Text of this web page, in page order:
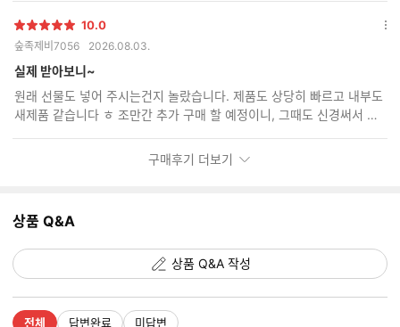
별
점
10.0
숲족제비7056 2026.08.03.
실제 받아보니~
원래 선물도 넣어 주시는건지 놀랐습니다. 제품도 상당히 빠르고 내부도
새제품 같습니다 ㅎ 조만간 추가 구매 할 예정이니, 그때도 신경써서 보
옵
구매후기 더보기
상품 Q&A
상품 Q&A 작성
전체 답변완료 미답변